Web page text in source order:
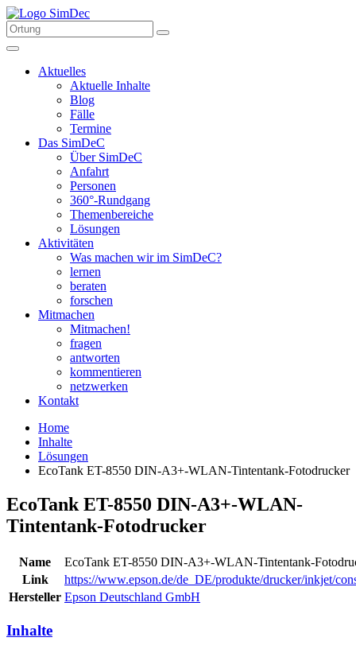
Aktuelles
Aktuelle Inhalte
Blog
Fälle
Termine
Das SimDeC
Über SimDeC
Anfahrt
Personen
360°-Rundgang
Themenbereiche
Lösungen
Aktivitäten
Was machen wir im SimDeC?
lernen
beraten
forschen
Mitmachen
Mitmachen!
fragen
antworten
kommentieren
netzwerken
Kontakt
Home
Inhalte
Lösungen
EcoTank ET-8550 DIN-A3+-WLAN-Tintentank-Fotodrucker
EcoTank ET-8550 DIN-A3+-WLAN-
Tintentank-Fotodrucker
Name
EcoTank ET-8550 DIN-A3+-WLAN-Tintentank-
Link
https://www.epson.de/de_DE/produkte/drucker/inkjet/
Hersteller Epson Deutschland GmbH
Inhalte